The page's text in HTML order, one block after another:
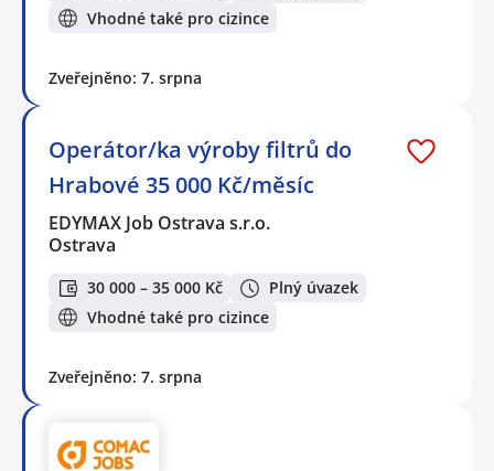
Vhodné také pro cizince
Zveřejněno: 7. srpna
Operátor/ka výroby filtrů do
Hrabové 35 000 Kč/měsíc
EDYMAX Job Ostrava s.r.o.
Ostrava
30 000 – 35 000 Kč
Plný úvazek
Vhodné také pro cizince
Zveřejněno: 7. srpna